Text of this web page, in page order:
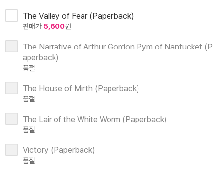
The Valley of Fear (Paperback)
판매가 5,600원
The Narrative of Arthur Gordon Pym of Nantucket (P
aperback)
품절
The House of Mirth (Paperback)
품절
The Lair of the White Worm (Paperback)
품절
Victory (Paperback)
품절